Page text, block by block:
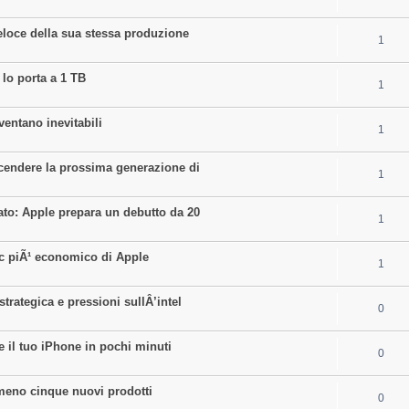
s
l
i
s
e
p
l
i
s
della sua stessa produzione 1
e
p
l
i
s
porta a 1 TB 1
e
p
l
i
s
inevitabili 1
e
p
l
i
s
la prossima generazione di 1
e
p
l
i
Apple prepara un debutto da 20 1
e
p
l
i
piÃ¹ economico di Apple 1
e
p
l
i
e pressioni sullÂ’intel 0R
e
p
l
i
il tuo iPhone in pochi minuti 0R
e
p
cinque nuovi prodotti 0R